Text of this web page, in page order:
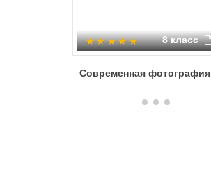
8 класс
Современная фотография